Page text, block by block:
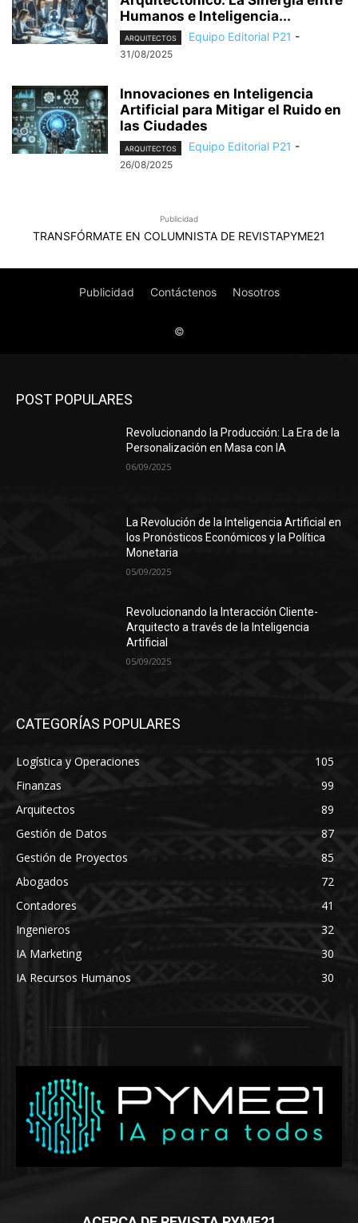
POST POPULARES
Revolucionando la Producción: La Era de la
Personalización en Masa con IA
06/09/2025
La Revolución de la Inteligencia Artificial en
los Pronósticos Económicos y la Política
Monetaria
05/09/2025
Revolucionando la Interacción Cliente-
Arquitecto a través de la Inteligencia
Artificial
05/09/2025
CATEGORÍAS POPULARES
Logística y Operaciones
105
Finanzas
99
Arquitectos
89
Gestión de Datos
87
Gestión de Proyectos
85
Abogados
72
Contadores
41
Ingenieros
32
IA Marketing
30
IA Recursos Humanos
30